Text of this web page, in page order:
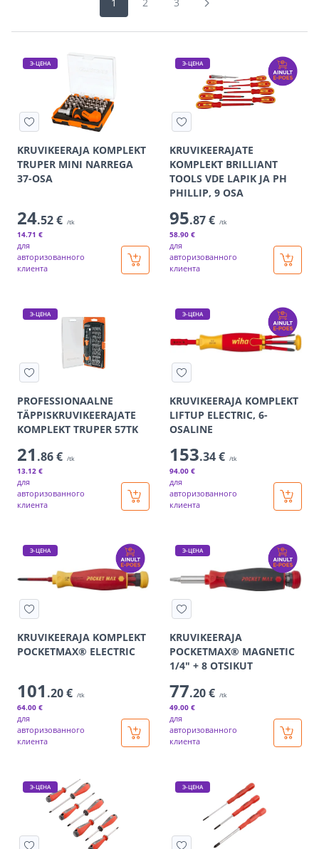
Э-ЦЕНА
KRUVIKEERAJA KOMPLEKT
TRUPER MINI NARREGA
37-OSA
24.52 € /tk
14.71 €
для
авторизованного
клиента
Э-ЦЕНА
KRUVIKEERAJATE
KOMPLEKT BRILLIANT
TOOLS VDE LAPIK JA PH
PHILLIP, 9 OSA
95.87 € /tk
58.90 €
для
авторизованного
клиента
Э-ЦЕНА
PROFESSIONAALNE
TÄPPISKRUVIKEERAJATE
KOMPLEKT TRUPER 57TK
21 .86 € /tk
13.12 €
для
авторизованного
клиента
Э-ЦЕНА
KRUVIKEERAJA KOMPLEKT
LIFTUP ELECTRIC, 6-
OSALINE
153.34 € /tk
94.00 €
для
авторизованного
клиента
Э-ЦЕНА
KRUVIKEERAJA KOMPLEKT
POCKETMAX® ELECTRIC
101 .20 € /tk
64.00 €
для
авторизованного
клиента
Э-ЦЕНА
KRUVIKEERAJA
POCKETMAX® MAGNETIC
1/4" + 8 OTSIKUT
77.20 € /tk
49.00 €
для
авторизованного
клиента
Э-ЦЕНА Э-ЦЕНА